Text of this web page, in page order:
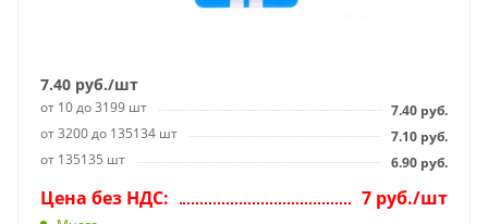
7.40 руб./шт
от 10 до 3199 шт 7.40 руб.
от 3200 до 135134 шт
7.10 руб.
от 135135 шт
6.90 руб.
Цена без НДС: 7 руб./шт